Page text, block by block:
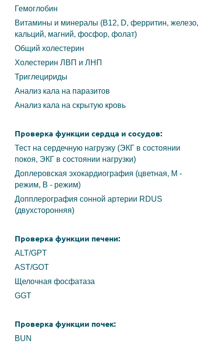
Гемоглобин
Витамины и минералы (B12, D, ферритин, железо,
кальций, магний, фосфор, фолат)
Общий холестерин
Холестерин ЛВП и ЛНП
Триглецириды
Анализ кала на паразитов
Анализ кала на скрытую кровь
Проверка функции сердца и сосудов:
Тест на сердечную нагрузку (ЭКГ в состоянии
покоя, ЭКГ в состоянии нагрузки)
Доплеровская эхокардиография (цветная, М -
режим, В - режим)
Допплерография сонной артерии RDUS
(двухсторонняя)
Проверка функции печени:
ALT/GPT
AST/GOT
Щелочная фосфатаза
GGT
Проверка функции почек:
BUN